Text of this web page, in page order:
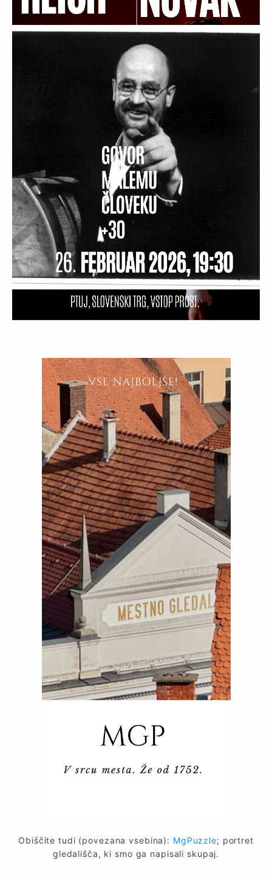
Obiščite tudi (povezana vsebina): MgPuzzle; portret
gledališča, ki smo ga napisali skupaj.